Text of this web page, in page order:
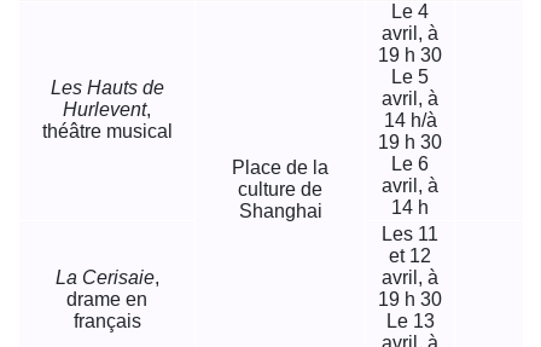
Les Hauts de
Hurlevent,
théâtre musical
Place de la
culture de
Shanghai
Le 4
avril, à
19 h 30
Le 5
avril, à
14 h/à
19 h 30
Le 6
avril, à
14 h
La Cerisaie,
drame en
français
Les 11
et 12
avril, à
19 h 30
Le 13